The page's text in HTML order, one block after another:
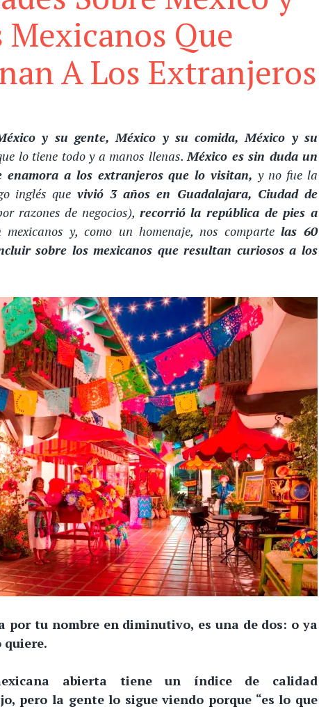
Mexicanos Que
A Los Extranjeros
y su gente, México y su comida, México y su
lo tiene todo y a manos llenas.México es sin duda un
enamora a los extranjeros que lo visitan, y no fue la
inglés que vivió 3 años en Guadalajara, Ciudad de
razones de negocios), recorrió la república de pies a
mexicanos y, como un homenaje, nos comparte las 60
sobre los mexicanos que resultan curiosos a los
por tu nombre en diminutivo, es una de dos: o ya
quiere.
abierta tiene un índice de calidad
pero la gente lo sigue viendo porque “es lo que